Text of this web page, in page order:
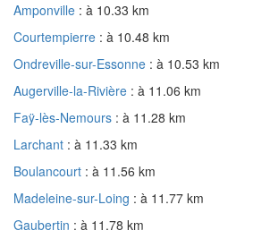
Amponville : à 10.33 km
Courtempierre : à 10.48 km
Ondreville-sur-Essonne : à 10.53 km
Augerville-la-Rivière : à 11.06 km
Faÿ-lès-Nemours : à 11.28 km
Larchant : à 11.33 km
Boulancourt : à 11.56 km
Madeleine-sur-Loing : à 11.77 km
Gaubertin : à 11.78 km